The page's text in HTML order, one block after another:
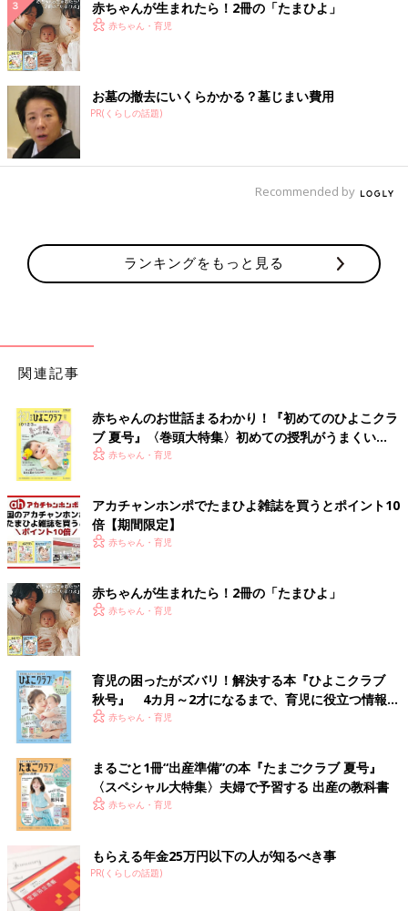
赤ちゃんが生まれたら！2冊の「たまひよ」
赤ちゃん・育児
お墓の撤去にいくらかかる？墓じまい費用
PR(くらしの話題)
Recommended by
ランキングをもっと見る
関連記事
赤ちゃんのお世話まるわかり！『初めてのひよこクラ
ブ 夏号』〈巻頭大特集〉初めての授乳がうまくい
く！ おっぱい・ミルクの基本と夏のトラブル 解決テ
赤ちゃん・育児
アカチャンホンポでたまひよ雑誌を買うとポイント10
倍【期間限定】
赤ちゃん・育児
赤ちゃんが生まれたら！2冊の「たまひよ」
赤ちゃん・育児
育児の困ったがズバリ！解決する本『ひよこクラブ
秋号』 4カ月～2才になるまで、育児に役立つ情報が
いっぱい！
赤ちゃん・育児
まるごと1冊“出産準備”の本『たまごクラブ 夏号』
〈スペシャル大特集〉夫婦で予習する 出産の教科書
赤ちゃん・育児
もらえる年金25万円以下の人が知るべき事
PR(くらしの話題)